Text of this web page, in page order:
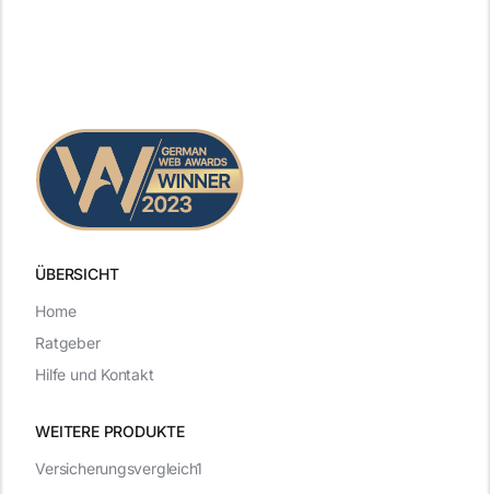
ÜBERSICHT
WEITERE PRODUKTE
Versicherungsvergleich1
Home
Ratgeber
Hilfe und Kontakt